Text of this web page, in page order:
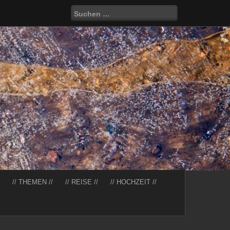
Suchen
nach:
// THEMEN // // REISE // // HOCHZEIT //